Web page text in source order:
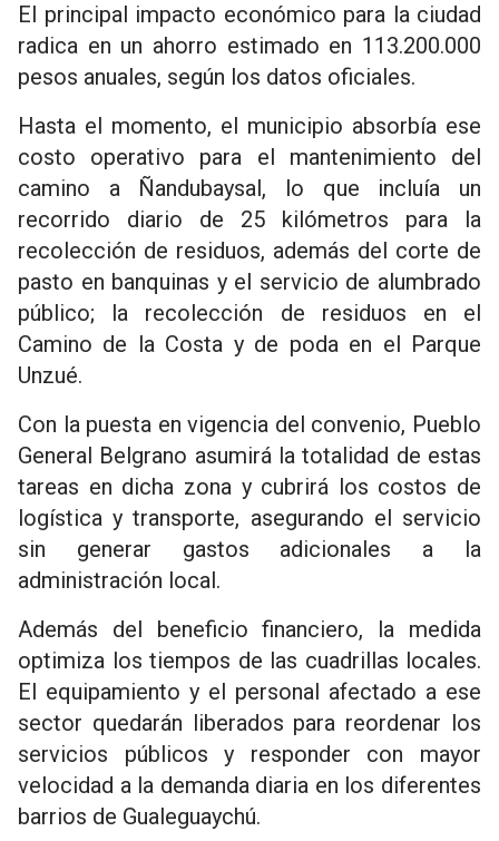
El principal impacto económico para la ciudad
radica en un ahorro estimado en 113.200.000
pesos anuales, según los datos oficiales.
Hasta el momento, el municipio absorbía ese
costo operativo para el mantenimiento del
camino a Ñandubaysal, lo que incluía un
recorrido diario de 25 kilómetros para la
recolección de residuos, además del corte de
pasto en banquinas y el servicio de alumbrado
público; la recolección de residuos en el
Camino de la Costa y de poda en el Parque
Unzué.
Con la puesta en vigencia del convenio, Pueblo
General Belgrano asumirá la totalidad de estas
tareas en dicha zona y cubrirá los costos de
logística y transporte, asegurando el servicio
sin generar gastos adicionales a la
administración local.
Además del beneficio financiero, la medida
optimiza los tiempos de las cuadrillas locales.
El equipamiento y el personal afectado a ese
sector quedarán liberados para reordenar los
servicios públicos y responder con mayor
velocidad a la demanda diaria en los diferentes
barrios de Gualeguaychú.